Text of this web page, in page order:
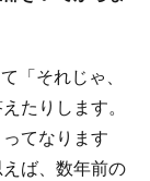
「それじゃ、
たりします。
てなります
ば、数年前の